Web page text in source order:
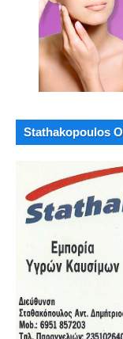
Stathakopoulos